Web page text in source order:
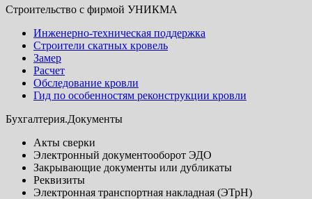
Строительство с фирмой УНИКМА
Инженерно-техническая поддержка
Строители скатных кровель
Замер
Расчет
Обследование кровли
Гид по особенностям реконструкции кровли
Бухгалтерия.Документы
Акты сверки
Электронный документооборот ЭДО
Закрывающие документы или дубликаты
Реквизиты
Электронная транспортная накладная (ЭТрН)